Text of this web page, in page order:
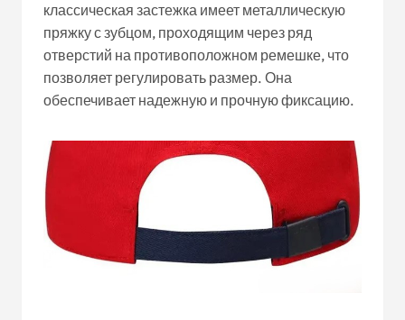
классическая застежка имеет металлическую
пряжку с зубцом, проходящим через ряд
отверстий на противоположном ремешке, что
позволяет регулировать размер. Она
обеспечивает надежную и прочную фиксацию.